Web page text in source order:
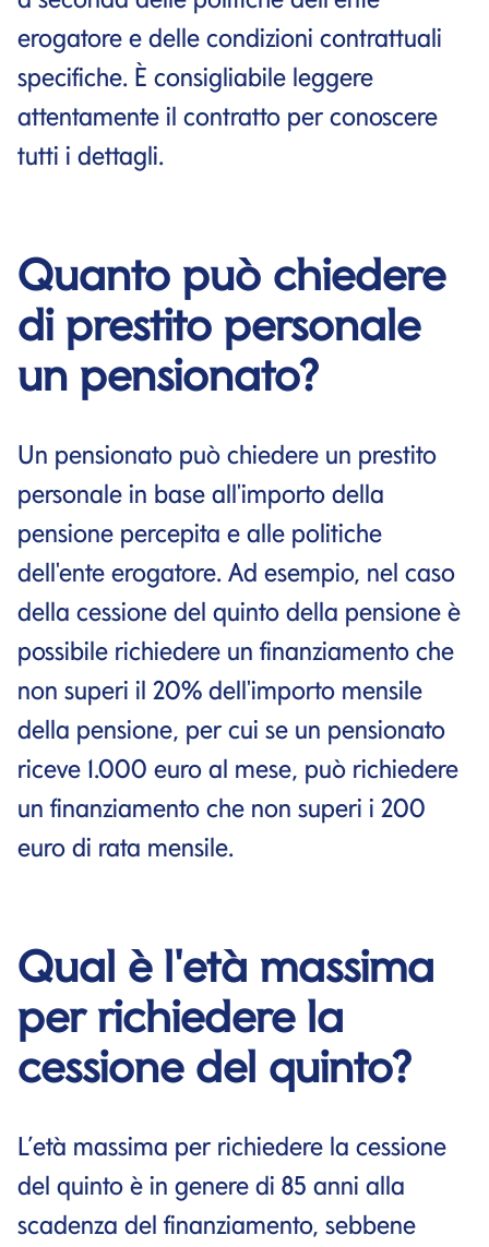
erogatore e delle condizioni contrattuali
specifiche. È consigliabile leggere
attentamente il contratto per conoscere
tutti i dettagli.
Quanto può chiedere
di prestito personale
un pensionato?
Un pensionato può chiedere un prestito
personale in base all'importo della
pensione percepita e alle politiche
dell'ente erogatore. Ad esempio, nel caso
della cessione del quinto della pensione è
possibile richiedere un finanziamento che
non superi il 20% dell'importo mensile
della pensione, per cui se un pensionato
riceve 1.000 euro al mese, può richiedere
un finanziamento che non superi i 200
euro di rata mensile.
Qual è l'età massima
per richiedere la
cessione del quinto?
L’età massima per richiedere la cessione
del quinto è in genere di 85 anni alla
scadenza del finanziamento, sebbene